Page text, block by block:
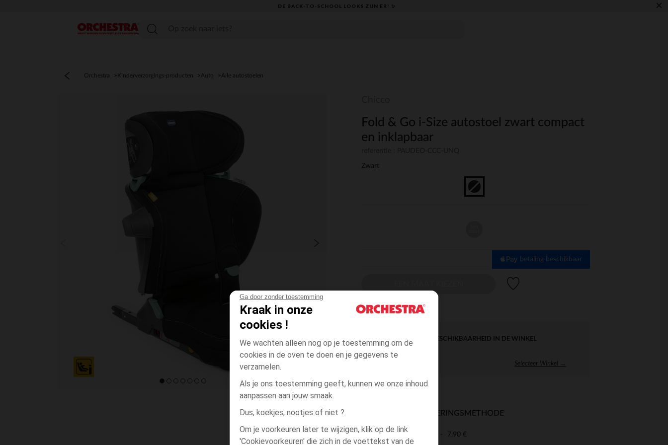
Ga door zonder toestemming
Kraak in onze
cookies !
We wachten alleen nog op je toestemming om de
cookies in de oven te doen en je gegevens te
verzamelen.
Als je ons toestemming geeft, kunnen we onze inhoud
aanpassen aan jouw smaak.
Dus, koekjes, nootjes of niet ?
Om je voorkeuren later te wijzigen, klik op de link
'Cookievoorkeuren' die zich in de voettekst van de
DE BACK-TO-SCHOOL LOOKS ZIJN ER! ✨ ×
menu
Orchestra Kinderverzorgings-producten Auto Alle autostoelen
Fold & Go i-Size autostoel zwart compact
en inklapbaar
Zwart
betaling beschikbaar
DIRECTE BESCHIKBAARHEID IN DE WINKEL
Selecteer Winkel →
BESCHIKBAARE LEVERINGSMETHODE
levering aan huis 7,90 €